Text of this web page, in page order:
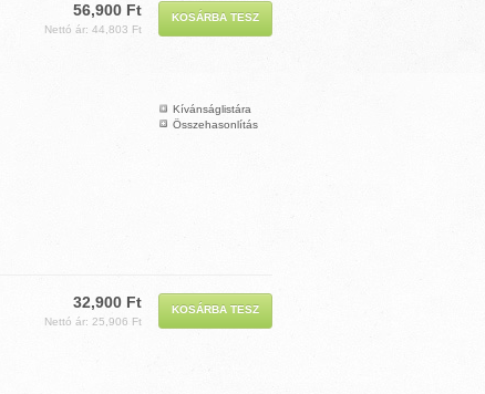
Kívánságlistára
Összehasonlítás
56,900 Ft
Nettó ár: 44,803 Ft
32,900 Ft
Nettó ár: 25,906 Ft